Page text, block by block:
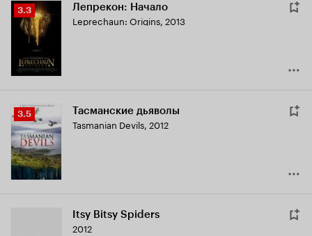
Рейтинг
Кинопоиска
3.3
3.3 Лепрекон: Начало
Leprechaun: Origins, 2013
Рейтинг
Кинопоиска
3.5
3.5 Тасманские дьяволы
Tasmanian Devils, 2012
Itsy Bitsy Spiders
2012